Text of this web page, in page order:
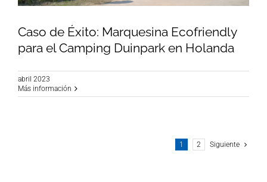
Caso de Éxito: Marquesina Ecofriendly para el
Camping Duinpark en Holanda
Caso de Éxito: Marquesina Ecofriendly
para el Camping Duinpark en Holanda
abril 2023
Más información
1 2 Siguiente